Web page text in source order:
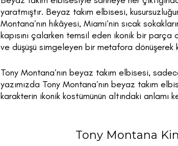
yaratmıştır. Beyaz takım elbisesi,
Montana’nın hikâyesi, Miami’nin sıcak
kapısını çalarken temsil eden ikonik bir
ve düşüşü simgeleyen bir metafora dönüşerek
Tony Montana’nın beyaz takım elbisesi,
yazımızda Tony Montana’nın beyaz takım
karakterin ikonik kostümünün altındaki anlamı
Tony Montana